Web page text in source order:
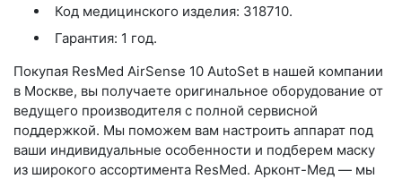
Код медицинского изделия: 318710.
Гарантия: 1 год.
Покупая ResMed AirSense 10 AutoSet в нашей компании
в Москве, вы получаете оригинальное оборудование от
ведущего производителя с полной сервисной
поддержкой. Мы поможем вам настроить аппарат под
ваши индивидуальные особенности и подберем маску
из широкого ассортимента ResMed. Арконт-Мед — мы